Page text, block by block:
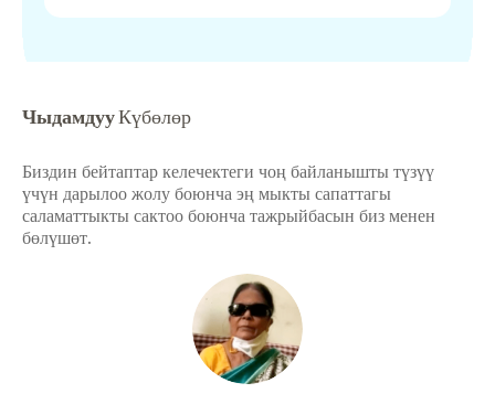
ЧыдамдууКүбөлөр
Биздин бейтаптар келечектеги чоң байланышты түзүү
үчүн дарылоо жолу боюнча эң мыкты сапаттагы
саламаттыкты сактоо боюнча тажрыйбасын биз менен
бөлүшөт.